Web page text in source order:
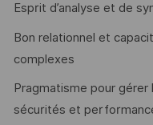
Esprit d’analyse et de
Bon relationnel et
complexes
Pragmatisme pour
sécurités et